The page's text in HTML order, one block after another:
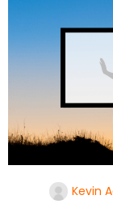
Kevin